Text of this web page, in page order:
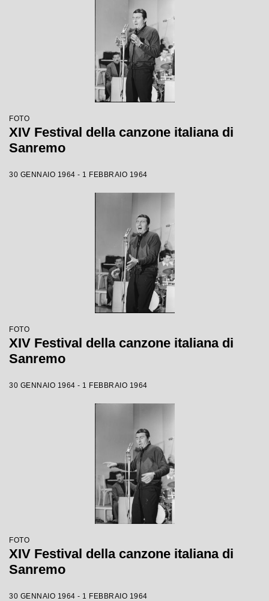
FOTO
XIV Festival della canzone italiana di
Sanremo
30 GENNAIO 1964 - 1 FEBBRAIO 1964
FOTO
XIV Festival della canzone italiana di
Sanremo
30 GENNAIO 1964 - 1 FEBBRAIO 1964
FOTO
XIV Festival della canzone italiana di
Sanremo
30 GENNAIO 1964 - 1 FEBBRAIO 1964